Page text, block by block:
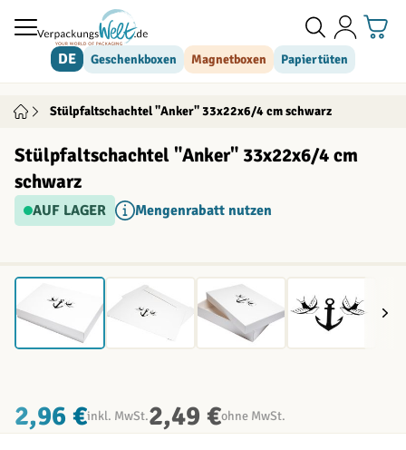
Direkt zum Inhalt
DE Geschenkboxen Magnetboxen Papiertüten
Stülpfaltschachtel "Anker" 33x22x6/4 cm schwarz
Stülpfaltschachtel "Anker" 33x22x6/4 cm
schwarz
AUF LAGER Mengenrabatt nutzen
2,96 €inkl. MwSt.2,49 €ohne MwSt.